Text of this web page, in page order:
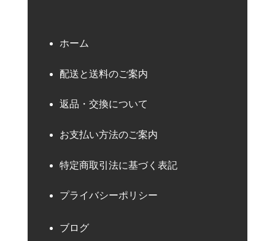
ホーム
配送と送料のご案内
返品・交換について
お支払い方法のご案内
特定商取引法に基づく表記
プライバシーポリシー
ブログ